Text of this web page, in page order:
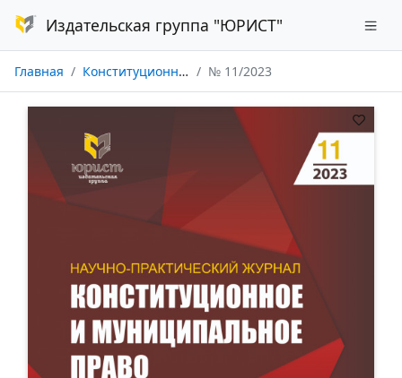
Издательская группа "ЮРИСТ"
Главная Конституционное и муниципальное право № 11/2023